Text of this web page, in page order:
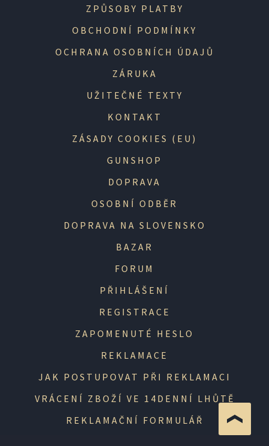
ZPŮSOBY PLATBY
OBCHODNÍ PODMÍNKY
OCHRANA OSOBNÍCH ÚDAJŮ
ZÁRUKA
UŽITEČNÉ TEXTY
KONTAKT
ZÁSADY COOKIES (EU)
GUNSHOP
DOPRAVA
OSOBNÍ ODBĚR
DOPRAVA NA SLOVENSKO
BAZAR
FORUM
PŘIHLÁŠENÍ
REGISTRACE
ZAPOMENUTÉ HESLO
REKLAMACE
JAK POSTUPOVAT PŘI REKLAMACI
VRÁCENÍ ZBOŽÍ VE 14DENNÍ LHŮTĚ
REKLAMAČNÍ FORMULÁŘ